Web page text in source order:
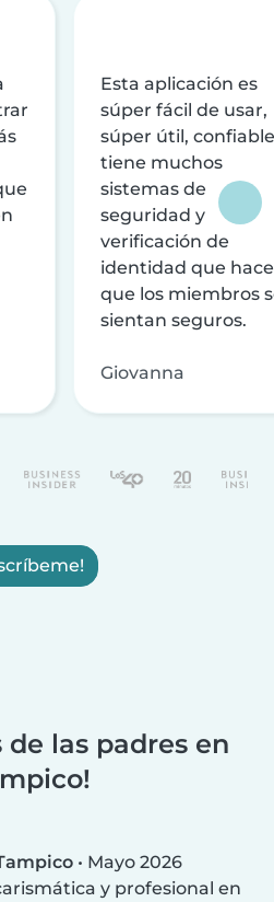
Esta aplicación es
súper fácil de usar,
súper útil,
tiene muchos
sistemas de
seguridad y
verificación de
identidad que
que los miembros
sientan seguros.
Giovanna
las padres en
• Mayo 2026
y profesional en